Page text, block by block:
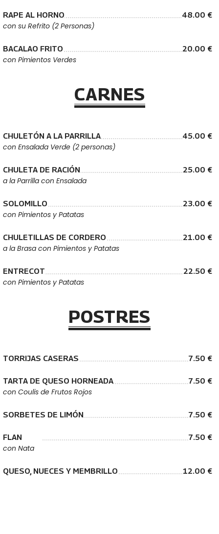
RAPE AL HORNO 48.00 €
con su Refrito (2 Personas)
BACALAO FRITO 20.00 €
con Pimientos Verdes
CARNES
CHULETÓN A LA PARRILLA 45.00 €
con Ensalada Verde (2 personas)
CHULETA DE RACIÓN 25.00 €
a la Parrilla con Ensalada
SOLOMILLO 23.00 €
con Pimientos y Patatas
CHULETILLAS DE CORDERO 21.00 €
a la Brasa con Pimientos y Patatas
ENTRECOT 22.50 €
con Pimientos y Patatas
POSTRES
TORRIJAS CASERAS 7.50 €
TARTA DE QUESO HORNEADA 7.50 €
con Coulis de Frutos Rojos
SORBETES DE LIMÓN 7.50 €
FLAN 7.50 €
con Nata
QUESO, NUECES Y MEMBRILLO 12.00 €